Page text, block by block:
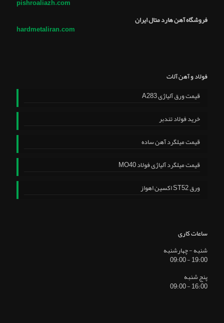
pishroaliazh.com
فروشگاه آهن هارد متال ایران
hardmetaliran.com
فولاد و آهن آلات
قیمت ورق آلیاژی A283
خرید فولاد تندبر
قیمت میلگرد آهن ساده
قیمت میلگرد آلیاژی فولاد MO40
ورق ST52 اکسین اهواز
ساعات کاری
شنبه - چهارشنبه
19:00 - 09:00
پنج شنبه
16:00 - 09:00